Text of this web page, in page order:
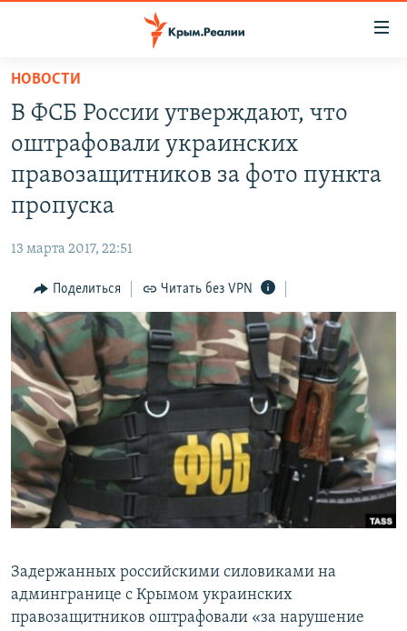
Вернуться
основному
содержанию
Вернутся
главной
Вернутся
поиску
СПЕЦПРОЕКТЫ
ВОДА
ИНТЕРАКТИВ
ИНФОГРАФИКА
ТЕЛЕПРОЕКТ КРЫМ.РЕАЛИИ
СОВЕТЫ ПРАВОЗАЩИТНИКОВ
ПРОПАВШИЕ БЕЗ ВЕСТИ
ПОБЕДИТЕЛЕЙ НЕ СУДЯТ?
КРЫМ.НЕПОКОРЕННЫЙ
ELIFBE
УКРАИНСКАЯ ПРОБЛЕМА КРЫМА
РАДІО СВОБОДА
КАК ОБОЙТИ БЛОКИРОВКУ
Українською
Qırımtatar
ПРИСОЕДИНЯЙТЕСЬ!
НОВОСТИ
В ФСБ России утверждают, что
оштрафовали украинских
правозащитников за фото пункта
пропуска
13 марта 2017, 22:51
Поделиться Читать без VPN
Задержанных российскими силовиками на
админгранице с Крымом украинских
правозащитников оштрафовали «за нарушение